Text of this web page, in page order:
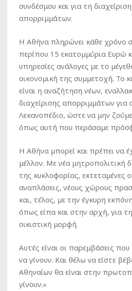
συνδέσμου και για τη
απορριμμάτων.
Η Αθήνα πληρώνει κάθε χρόνο
περίπου 15 εκατομμύρια Ευρώ
υπηρεσίες ανάλογες με το
οικονομική της συμμετοχή. Το
είναι η αναζήτηση νέων,
διαχείρισης απορριμμάτων για
Λεκανοπέδιο, ώστε να μην
όπως αυτή που περάσαμε
Η Αθήνα μπορεί και πρέπει να
μέλλον. Με νέα μητροπολιτική
της κυκλοφορίας, εκτεταμένες
αναπλάσεις, νέους χώρους
και, τέλος, με την έγκυρη
όπως είπα και στην αρχή, για
οικιστική μορφή.
Αυτές είναι οι παρεμβάσεις
να γίνουν. Και θέλω να είστε
Αθηναίων θα είναι στην
γίνουν.»